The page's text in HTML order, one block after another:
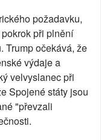
požadavku,
při plnění
Trump očekává, že
výdaje a
velvyslanec při
Spojené státy jsou
"převzali